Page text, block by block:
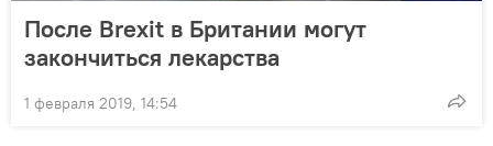
После Brexit в Британии могут
закончиться лекарства
1 февраля 2019, 14:54